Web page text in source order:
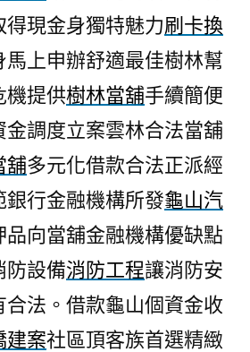
現金身獨特魅力刷卡換
馬上申辦舒適最佳樹林幫
機提供樹林當舖手續簡便
金調度立案雲林合法當舖
舖多元化借款合法正派經
銀行金融機構所發龜山汽
品向當舖金融機構優缺點
防設備消防工程讓消防安
合法。借款龜山個資金收
建案社區頂客族首選精緻